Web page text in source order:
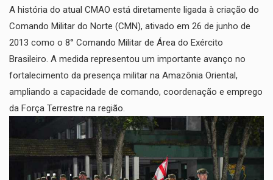
​A história do atual CMAO está diretamente ligada à criação do
Comando Militar do Norte (CMN), ativado em 26 de junho de
2013 como o 8° Comando Militar de Área do Exército
Brasileiro. A medida representou um importante avanço no
fortalecimento da presença militar na Amazônia Oriental,
ampliando a capacidade de comando, coordenação e emprego
da Força Terrestre na região.